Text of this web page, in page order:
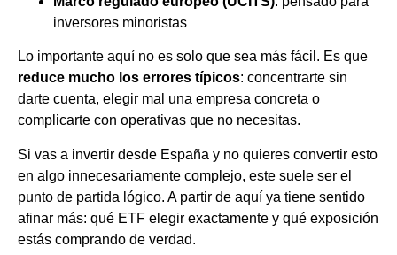
inversores minoristas
Lo importante aquí no es solo que sea más fácil. Es que
reduce mucho los errores típicos: concentrarte sin
darte cuenta, elegir mal una empresa concreta o
complicarte con operativas que no necesitas.
Si vas a invertir desde España y no quieres convertir esto
en algo innecesariamente complejo, este suele ser el
punto de partida lógico. A partir de aquí ya tiene sentido
afinar más: qué ETF elegir exactamente y qué exposición
estás comprando de verdad.